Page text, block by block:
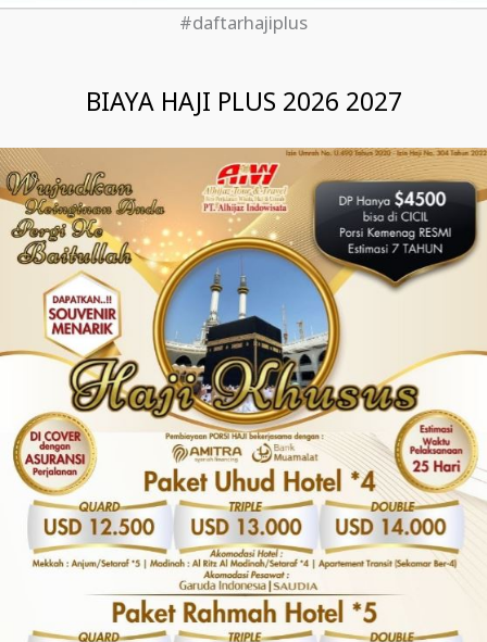
#daftarhajiplus
BIAYA HAJI PLUS 2026 2027